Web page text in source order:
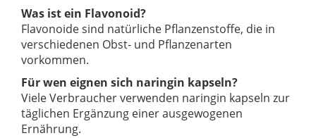
Was ist ein Flavonoid?
Flavonoide sind natürliche Pflanzenstoffe, die in
verschiedenen Obst- und Pflanzenarten
vorkommen.
Für wen eignen sich naringin kapseln?
Viele Verbraucher verwenden naringin kapseln zur
täglichen Ergänzung einer ausgewogenen
Ernährung.